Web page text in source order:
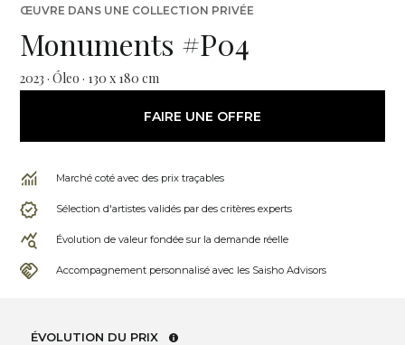
ŒUVRE DANS UNE COLLECTION PRIVÉE
Monuments #P04
2023 · Óleo · 130 x 180 cm
FAIRE UNE OFFRE
Marché coté avec des prix traçables
Sélection d'artistes validés par des critères experts
Évolution de valeur fondée sur la demande réelle
Accompagnement personnalisé avec les Saisho Advisors
ÉVOLUTION DU PRIX